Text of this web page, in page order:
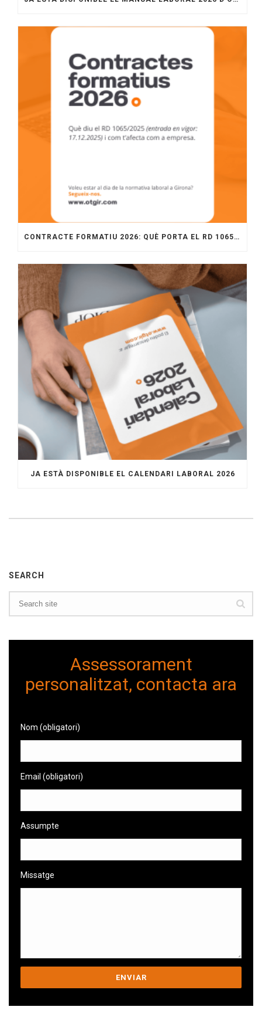
CONTRACTE FORMATIU 2026: QUÈ PORTA EL RD 1065/2025 I COM APLICAR-LO A L’EMPRESA
JA ESTÀ DISPONIBLE EL CALENDARI LABORAL 2026
SEARCH
Assessorament
personalitzat, contacta ara
Nom (obligatori)
Email (obligatori)
Assumpte
Missatge